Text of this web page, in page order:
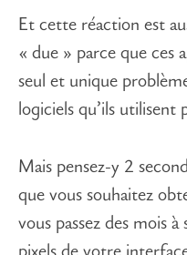
Et cette réaction est
« due » parce que ces
seul et unique
logiciels qu’ils utilisent
Mais pensez-y 2
que vous souhaitez
vous passez des mois